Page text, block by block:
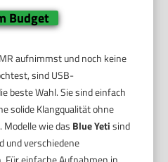
Budget
aufnimmst und noch keine
sind USB-
beste Wahl. Sie sind einfach
solide Klangqualität ohne
wie das Blue Yetisind
und verschiedene